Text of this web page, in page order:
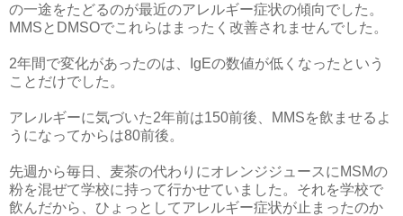
の一途をたどるのが最近のアレルギー症状の傾向でした。
MMSとDMSOでこれらはまったく改善されませんでした。
2年間で変化があったのは、IgEの数値が低くなったという
ことだけでした。
アレルギーに気づいた2年前は150前後、MMSを飲ませるよ
うになってからは80前後。
先週から毎日、麦茶の代わりにオレンジジュースにMSMの
粉を混ぜて学校に持って行かせていました。それを学校で
飲んだから、ひょっとしてアレルギー症状が止まったのか